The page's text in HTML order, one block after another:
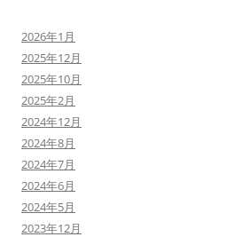
2026年1月
2025年12月
2025年10月
2025年2月
2024年12月
2024年8月
2024年7月
2024年6月
2024年5月
2023年12月